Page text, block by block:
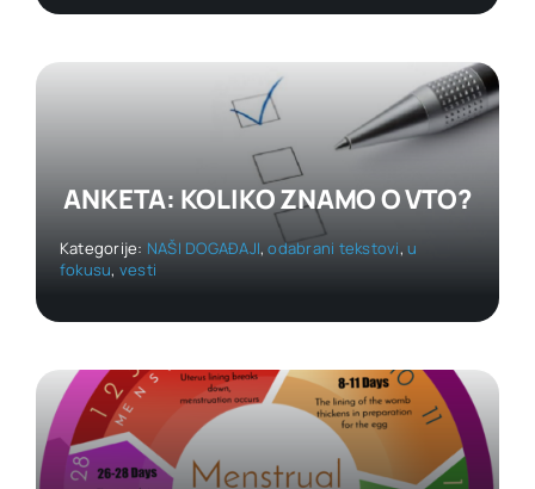
ANKETA: KOLIKO ZNAMO O VTO?
Kategorije: NAŠI DOGAĐAJI,odabrani tekstovi,u
fokusu, vesti